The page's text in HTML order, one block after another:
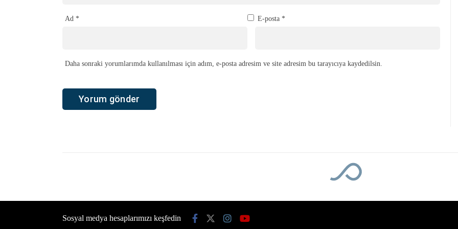
Ad * E-posta *
Daha sonraki yorumlarımda kullanılması için adım, e-posta adresim ve site adresim bu tarayıcıya kaydedilsin.
Çetibeli Mahallesi’nin içme suyu hatları